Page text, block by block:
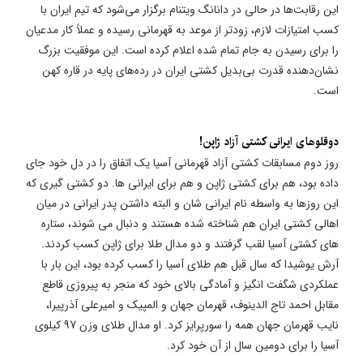
این رقابت‌ها در حالی در دانانگ ویتنام برگزار می‌شود که تیم ایران با
کسب امتیازات لازم، زودتر از موعد به قهرمانی رسیده و عملاً کار مدعیان
را برای رسیدن به جام تمام شده اعلام کرده است. این موفقیت بزرگ
نشان‌دهنده قدرت بی‌بدیل کشتی ایران در رده‌های پایه در قاره کهن
است.
دوقلوهای ایرانی کشتی آزاد ژاپن!
روز دوم مسابقات کشتی آزاد قهرمانی آسیا یک اتفاق را در دل خود جای
داده بود، هم برای کشتی ژاپن و هم برای ایرانی ها. دو کشتی گیری که
این روزها به واسطه نام ایرانی شان و البته داشتن پدر ایرانی در میان
اهالی کشتی ایران هم شناخته شده هستند و دنبال می شوند، ستاره
های کشتی آسیا لقب گرفتند و دو مدال طلا برای ژاپن کسب کردند.
آرش یوشیدا که سال قبل هم طلای آسیا را کسب کرده بود، این بار با
عملکردی شگفت انگیز و آمادگی بالای خود که منجر به پیروزی قاطع
مقابل احمد تاج الدینوف، قهرمان جهان و المپیک و امیرعلی آذرپیرا،
نایب قهرمان جهان همه را سورپرایز کرد. او مدال طلای وزن 97 کیلوی
آسیا را برای دومین سال از آن خود کرد.